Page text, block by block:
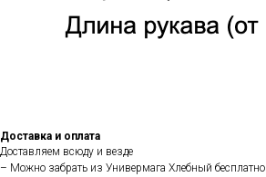
Доставка и оплата
Доставляем всюду и везде
– Можно забрать из Универмага Хлебный бесплатно